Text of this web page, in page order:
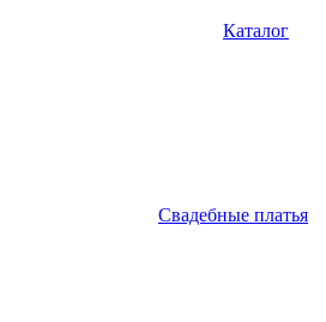
Каталог
Свадебные платья